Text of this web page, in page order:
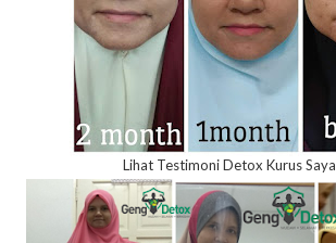
Lihat Testimoni Detox Kurus Saya